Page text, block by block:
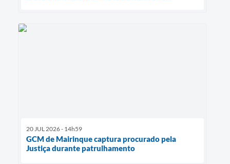
20 JUL 2026 - 14h59
GCM de Mairinque captura procurado pela
Justiça durante patrulhamento